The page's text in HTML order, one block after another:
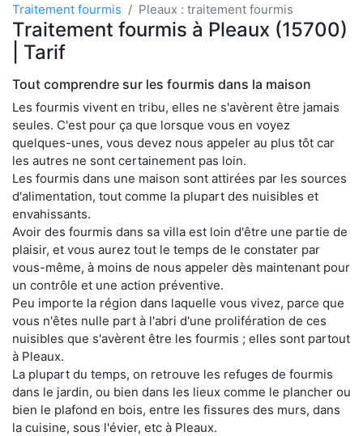
Traitement fourmis Pleaux : traitement fourmis
Traitement fourmis à Pleaux (15700)
| Tarif
Tout comprendre sur les fourmis dans la maison
Les fourmis vivent en tribu, elles ne s'avèrent être jamais
seules. C'est pour ça que lorsque vous en voyez
quelques-unes, vous devez nous appeler au plus tôt car
les autres ne sont certainement pas loin.
Les fourmis dans une maison sont attirées par les sources
d'alimentation, tout comme la plupart des nuisibles et
envahissants.
Avoir des fourmis dans sa villa est loin d'être une partie de
plaisir, et vous aurez tout le temps de le constater par
vous-même, à moins de nous appeler dès maintenant pour
un contrôle et une action préventive.
Peu importe la région dans laquelle vous vivez, parce que
vous n'êtes nulle part à l'abri d'une prolifération de ces
nuisibles que s'avèrent être les fourmis ; elles sont partout
à Pleaux.
La plupart du temps, on retrouve les refuges de fourmis
dans le jardin, ou bien dans les lieux comme le plancher ou
bien le plafond en bois, entre les fissures des murs, dans
la cuisine, sous l'évier, etc à Pleaux.